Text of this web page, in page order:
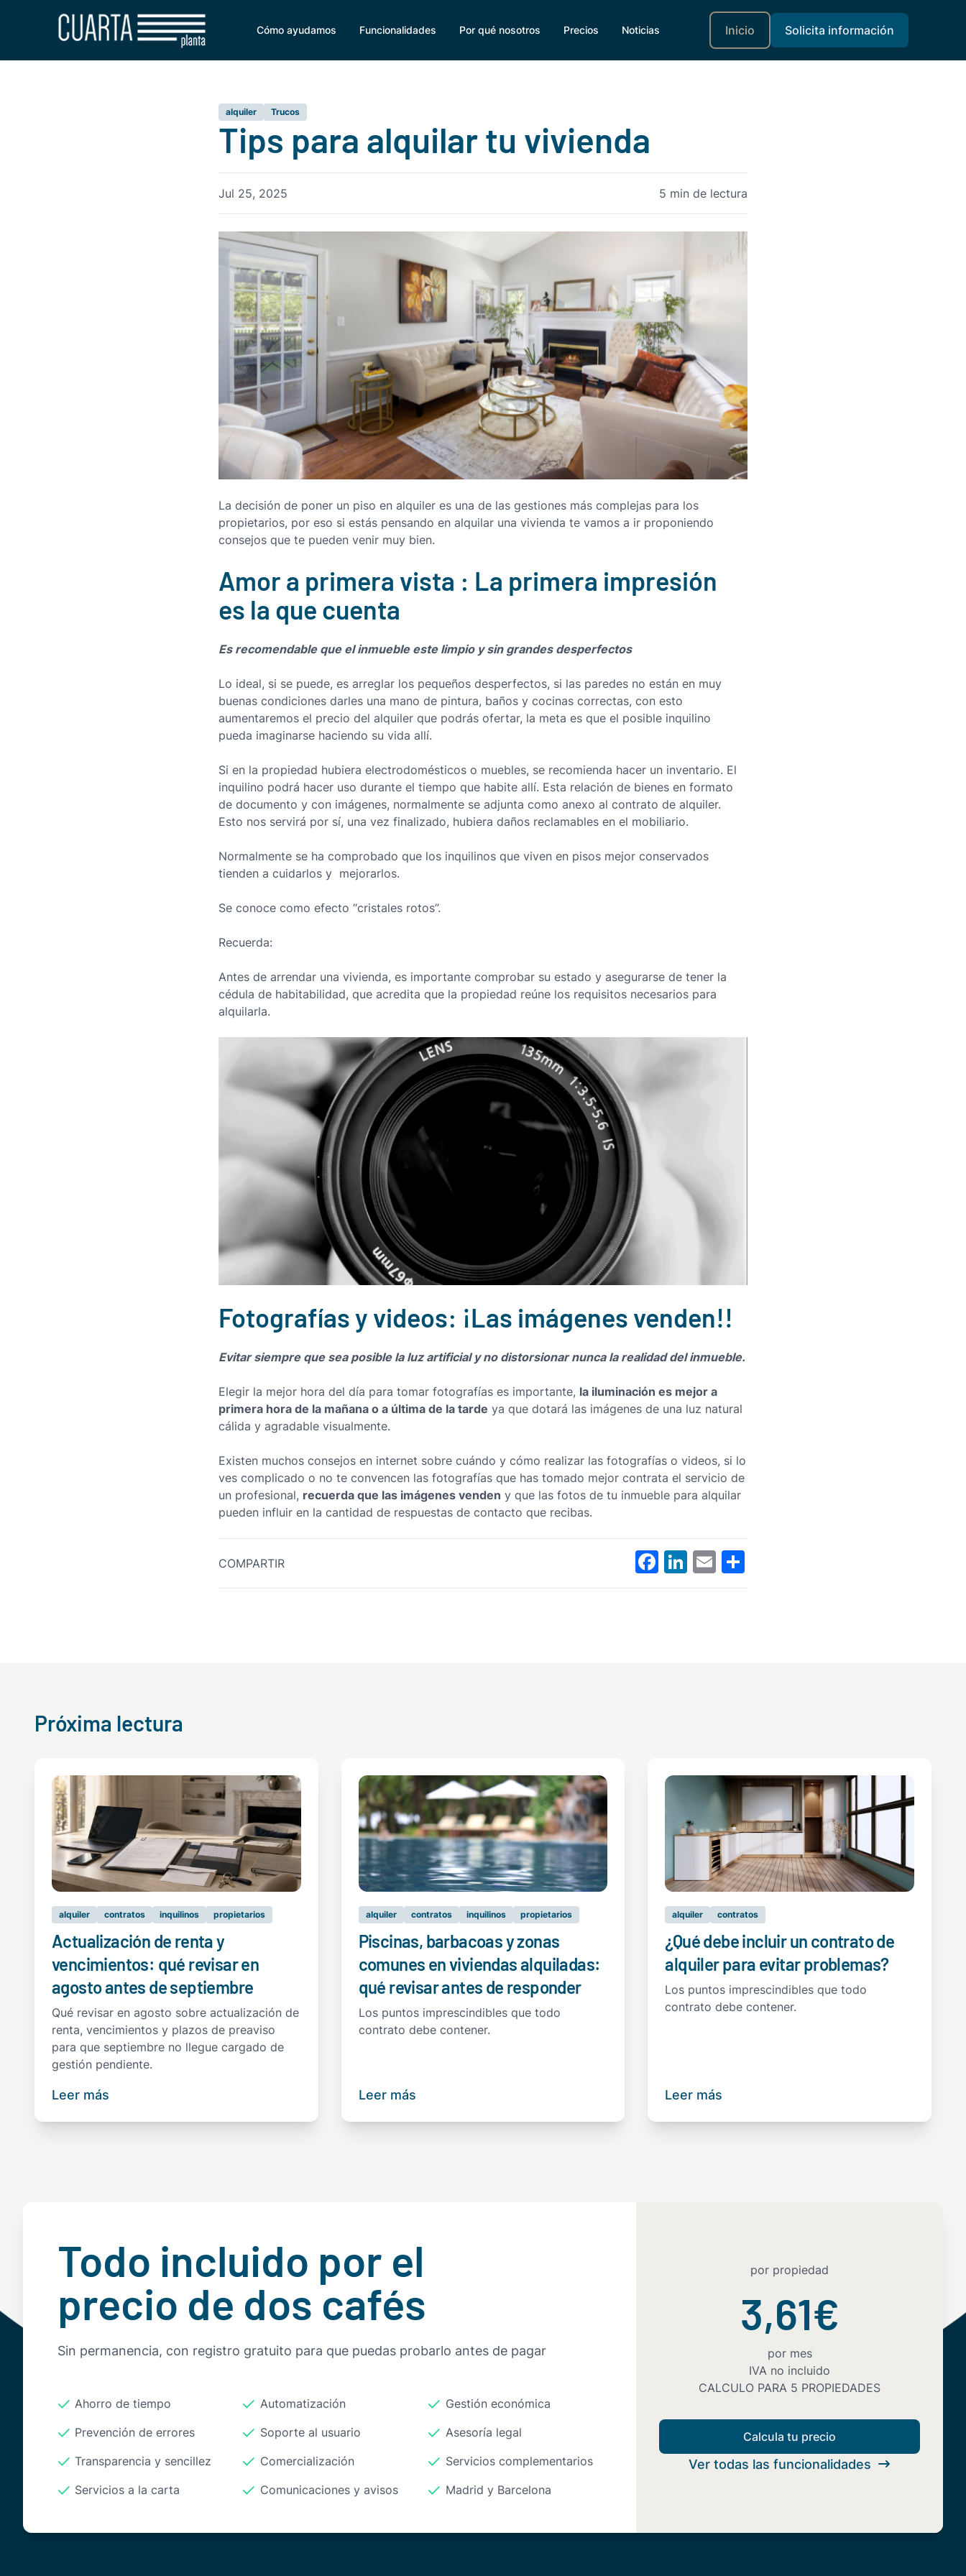
Inicio Solicita información
Cómo ayudamos Funcionalidades Por qué nosotros Precios Noticias
alquiler Trucos
Tips para alquilar tu vivienda
Jul 25, 2025 5 min de lectura
La decisión de poner un piso en alquiler es una de las gestiones más complejas para los
propietarios, por eso si estás pensando en alquilar una vivienda te vamos a ir proponiendo
consejos que te pueden venir muy bien.
Amor a primera vista : La primera impresión
es la que cuenta
Es recomendable que el inmueble este limpio y sin grandes desperfectos
Lo ideal, si se puede, es arreglar los pequeños desperfectos, si las paredes no están en muy
buenas condiciones darles una mano de pintura, baños y cocinas correctas, con esto
aumentaremos el precio del alquiler que podrás ofertar, la meta es que el posible inquilino
pueda imaginarse haciendo su vida allí.
Si en la propiedad hubiera electrodomésticos o muebles, se recomienda hacer un inventario. El
inquilino podrá hacer uso durante el tiempo que habite allí. Esta relación de bienes en formato
de documento y con imágenes, normalmente se adjunta como anexo al contrato de alquiler.
Esto nos servirá por sí, una vez finalizado, hubiera daños reclamables en el mobiliario.
Normalmente se ha comprobado que los inquilinos que viven en pisos mejor conservados
tienden a cuidarlos y mejorarlos.
Se conoce como efecto “cristales rotos”.
Recuerda:
Antes de arrendar una vivienda, es importante comprobar su estado y asegurarse de tener la
cédula de habitabilidad, que acredita que la propiedad reúne los requisitos necesarios para
alquilarla.
Fotografías y videos: ¡Las imágenes venden!!
Evitar siempreque sea posible la luz artificial y nodistorsionar nunca la realidad delinmueble.
Elegir la mejor hora del día para tomar fotografías es importante, la iluminación es mejor a
primera hora de la mañana o a última de la tarde ya que dotará las imágenes de una luz natural
cálida y agradable visualmente.
Existen muchos consejos en internet sobre cuándo y cómo realizar las fotografías o videos, si lo
ves complicado o no te convencen las fotografías que has tomado mejor contrata el servicio de
un profesional, recuerda que las imágenes venden y que las fotos de tu inmueble para alquilar
pueden influir en la cantidad de respuestas de contacto que recibas.
COMPARTIR Facebook
LinkedIn
Email
Próxima lectura
alquiler contratos inquilinos propietarios
Actualización de renta y
vencimientos: qué revisar en
agosto antes de septiembre
Qué revisar en agosto sobre actualización de
renta, vencimientos y plazos de preaviso
para que septiembre no llegue cargado de
gestión pendiente.
Leer más
alquiler contratos inquilinos propietarios
Piscinas, barbacoas y zonas
comunes en viviendas alquiladas:
qué revisar antes de responder
Los puntos imprescindibles que todo
contrato debe contener.
Leer más
alquiler contratos
¿Qué debe incluir un contrato de
alquiler para evitar problemas?
Los puntos imprescindibles que todo
contrato debe contener.
Leer más
Todo incluido por el
precio de dos cafés
Sin permanencia, con registro gratuito para que puedas probarlo antes de pagar
Ahorro de tiempo
Prevención de errores
Transparencia y sencillez
Servicios a la carta
Automatización
Soporte al usuario
Comercialización
Comunicaciones y avisos
Gestión económica
Asesoría legal
Servicios complementarios
Madrid y Barcelona
por propiedad
3,61€
por mes
IVA no incluido
CALCULO PARA 5 PROPIEDADES
Calcula tu precio
Ver todas las funcionalidades